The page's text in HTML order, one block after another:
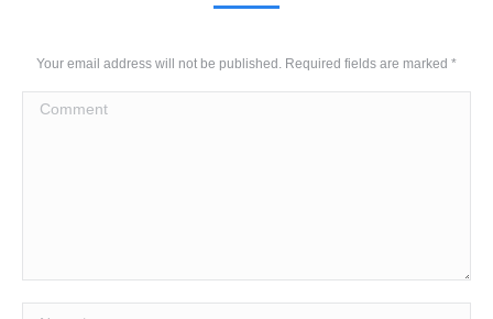
Your email address will not be published. Required fields are marked *
Comment